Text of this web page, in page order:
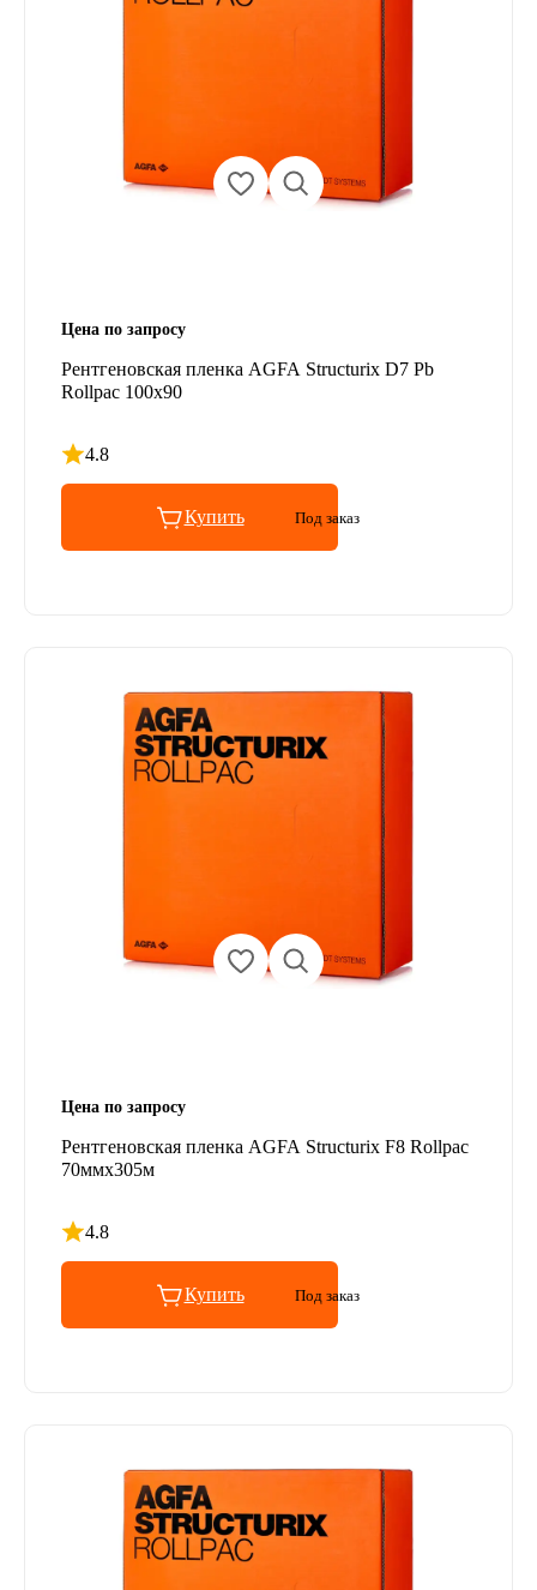
Цена по запросу
Рентгеновская пленка AGFA Structurix D7 Pb
Rollpac 100x90
4.8
Рейтинг 4.8 из 5
Купить Под заказ
Цена по запросу
Рентгеновская пленка AGFA Structurix F8 Rollpac
70ммx305м
4.8
Рейтинг 4.8 из 5
Купить Под заказ